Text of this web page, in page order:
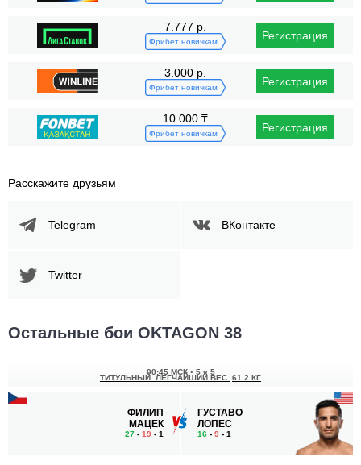
7.777 р.
Фрибет новичкам Регистрация
3.000 р.
Фрибет новичкам Регистрация
10.000 ₸
Фрибет новичкам Регистрация
Расскажите друзьям
Telegram ВКонтакте
Twitter
Остальные бои OKTAGON 38
ФИЛИП
МАЦЕК
27 - 19 - 1
00:45 МСК • 5 x 5
ТИТУЛЬНЫЙ. ЛЕГЧАЙШИЙ ВЕС 61.2 КГ
ГУСТАВО
ЛОПЕС
16 - 9 - 1